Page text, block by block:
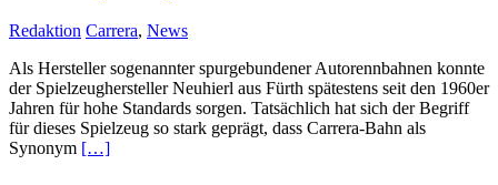
Redaktion Carrera, News
Als Hersteller sogenannter spurgebundener Autorennbahnen konnte
der Spielzeughersteller Neuhierl aus Fürth spätestens seit den 1960er
Jahren für hohe Standards sorgen. Tatsächlich hat sich der Begriff
für dieses Spielzeug so stark geprägt, dass Carrera-Bahn als
Synonym […]